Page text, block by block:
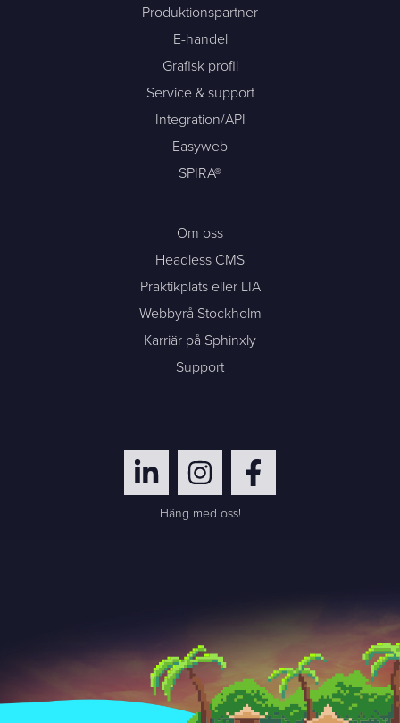
Produktionspartner
E-handel
Grafisk profil
Service & support
Integration/API
Easyweb
SPIRA®
Om oss
Headless CMS
Praktikplats eller LIA
Webbyrå Stockholm
Karriär på Sphinxly
Support
Häng med oss!